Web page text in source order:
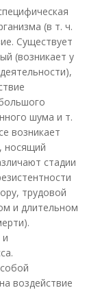
(в т. ч.
Существует
(возникает у
шума и т.
возникает
носящий
стадии
трудовой
и длительном
воздействие